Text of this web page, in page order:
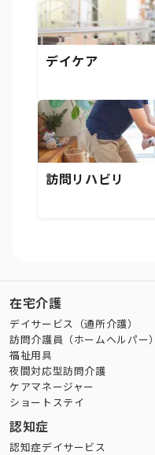
デイケア
訪問リハビリ
在宅介護
デイサービス（通所介護）
訪問介護員（ホームヘルパー）
福祉用具
夜間対応型訪問介護
ケアマネージャー
ショートステイ
認知症
認知症デイサービス